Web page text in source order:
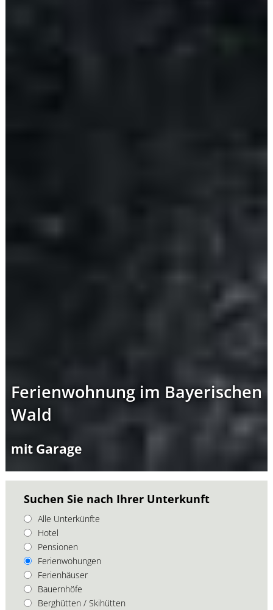
Ferienwohnung im Bayerischen
Wald
mit Garage
Suchen Sie nach Ihrer Unterkunft
Alle Unterkünfte
Hotel
Pensionen
Ferienwohungen
Ferienhäuser
Bauernhöfe
Berghütten / Skihütten